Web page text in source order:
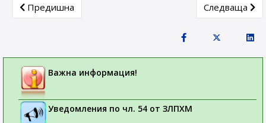
Previous article: Лекарствени продукти, получили
Предишна Next article:
Следваща
Важна информация!
Уведомления по чл. 54 от ЗЛПХМ